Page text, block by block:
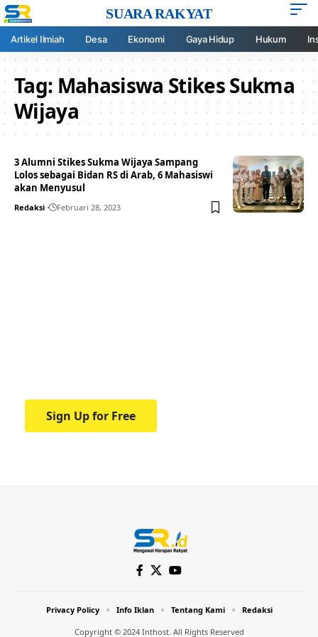
SUARA RAKYAT
Artikel Ilmiah Desa Ekonomi Gaya Hidup Hukum
Tag:Mahasiswa Stikes Sukma
Wijaya
3 Alumni Stikes Sukma Wijaya Sampang
Lolos sebagai Bidan RS di Arab, 6 Mahasiswi
akan Menyusul
Redaksi Februari 28, 2023
Sign Up for Free
Copyright © 2024 Inthost. All Rights Reserved
Privacy Policy Info Iklan Tentang Kami Redaksi